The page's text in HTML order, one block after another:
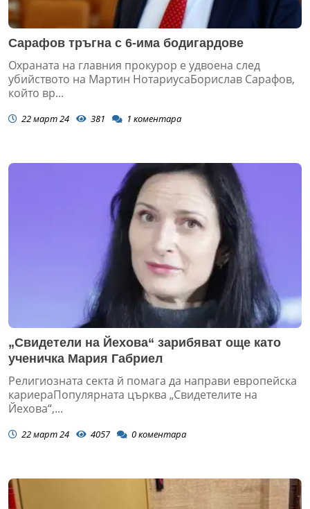
Сарафов тръгна с 6-има бодигардове
Охраната на главния прокурор е удвоена след
убийството на Мартин НотариусаБорислав Сарафов,
който вр...
22 март 24 381 1 коментара
„Свидетели на Йехова“ зарибяват още като
ученичка Мария Габриел
Религиозната секта й помага да направи европейска
кариераПопулярната църква „Свидетелите на
Йехова“,...
22 март 24 4057 0коментара